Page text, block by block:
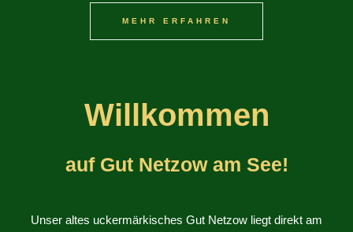
MEHR ERFAHREN
Willkommen
auf Gut Netzow am See!
Unser altes uckermärkisches Gut Netzow liegt direkt am